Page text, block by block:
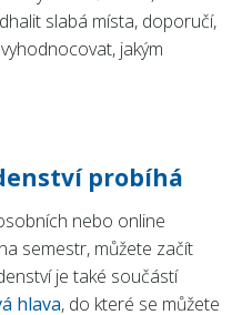
slabá místa, doporučí,
jakým
probíhá
nebo online
semestr, můžete začít
je také součástí
hlava, do které se můžete